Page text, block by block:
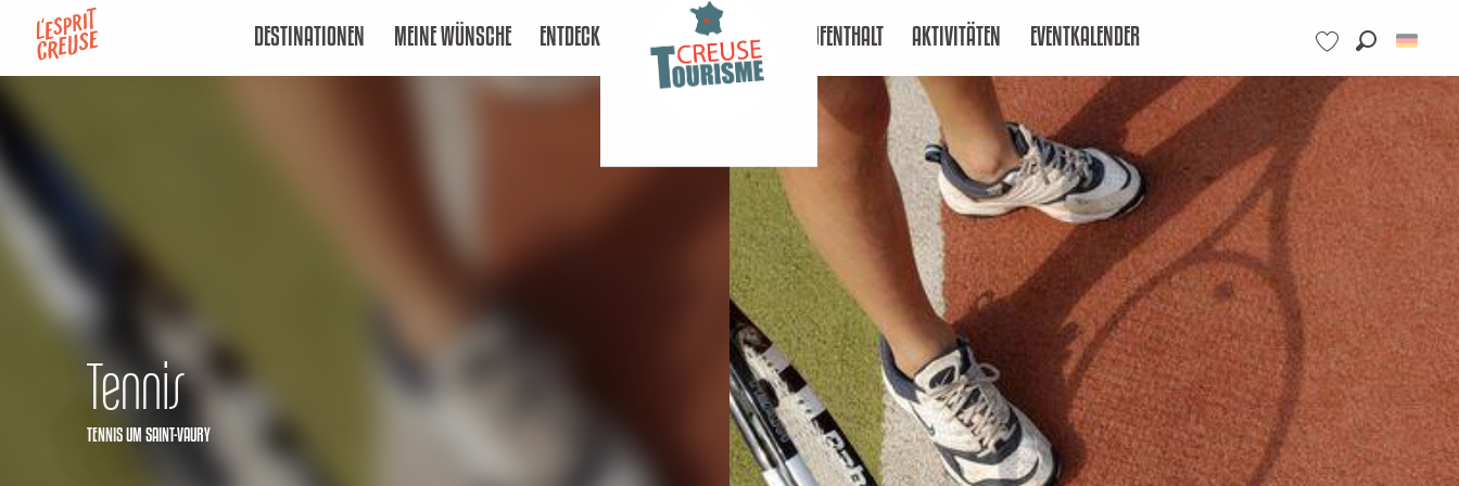
contenu
Voir les favoris
DESTINATIONEN MEINE WÜNSCHE ENTDECKEN AUFENTHALT AKTIVITÄTEN EVENTKALENDER
Tennis
TENNISUM SAINT-VAURY